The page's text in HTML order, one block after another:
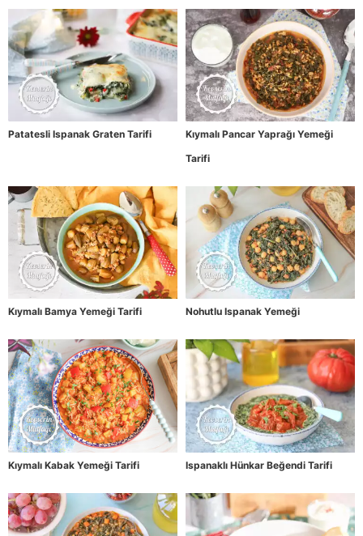
Patatesli Ispanak Graten Tarifi
Kıymalı Pancar Yaprağı Yemeği
Tarifi
Kıymalı Bamya Yemeği Tarifi Nohutlu Ispanak Yemeği
Kıymalı Kabak Yemeği Tarifi Ispanaklı Hünkar Beğendi Tarifi